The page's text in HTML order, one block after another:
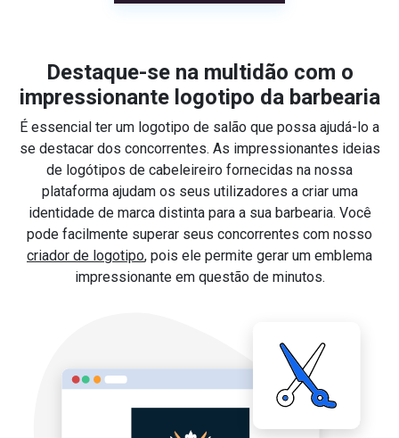
Destaque-se na multidão com o
impressionante logotipo da barbearia
É essencial ter um logotipo de salão que possa ajudá-lo a
se destacar dos concorrentes. As impressionantes ideias
de logótipos de cabeleireiro fornecidas na nossa
plataforma ajudam os seus utilizadores a criar uma
identidade de marca distinta para a sua barbearia. Você
pode facilmente superar seus concorrentes com nosso
criador de logotipo, pois ele permite gerar um emblema
impressionante em questão de minutos.